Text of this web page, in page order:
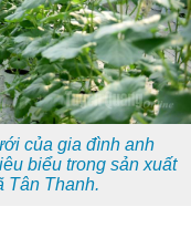
của gia đình anh
biểu trong sản xuất
Tân Thanh.